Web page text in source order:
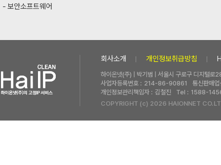
보안소프트웨어
회사소개 개인정보취급방침
하이온넷(주) | 박기범 | 서울시 구로구 디지털
사업자등록번호 : 214-86-90861
통신판매
개인정보관리책임자 : 김철진 Tel : 1588-
COPYRIGHT (c) 2026 HAIONNET